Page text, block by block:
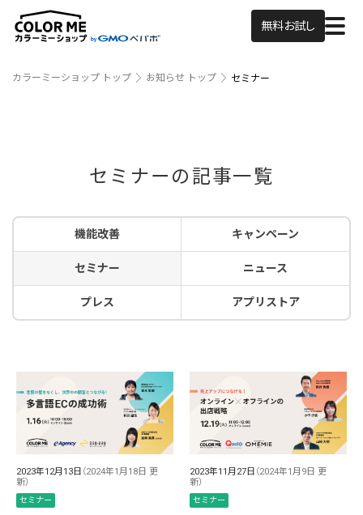
無料お試し
カラーミーショップ トップ お知らせ トップ セミナー
セミナーの記事一覧
機能改善 キャンペーン
セミナー ニュース
プレス アプリストア
2023年12月13日 （2024年1月18日 更
新）
セミナー
2023年11月27日 （2024年1月9日 更
新）
セミナー